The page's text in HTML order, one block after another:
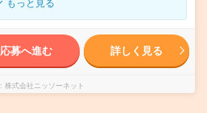
応募へ進む 詳しく見る
株式会社ニッソーネット